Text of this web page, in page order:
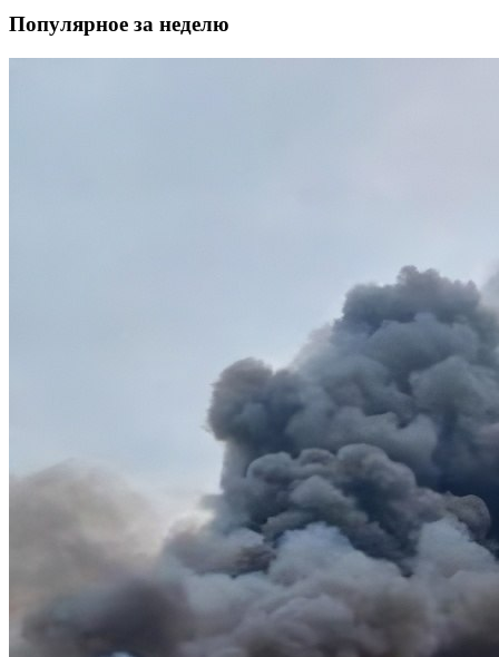
Популярное за неделю